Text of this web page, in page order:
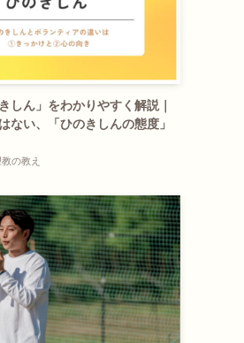
しん」をわかりやすく解説｜
ない、「ひのきしんの態度」
の教え